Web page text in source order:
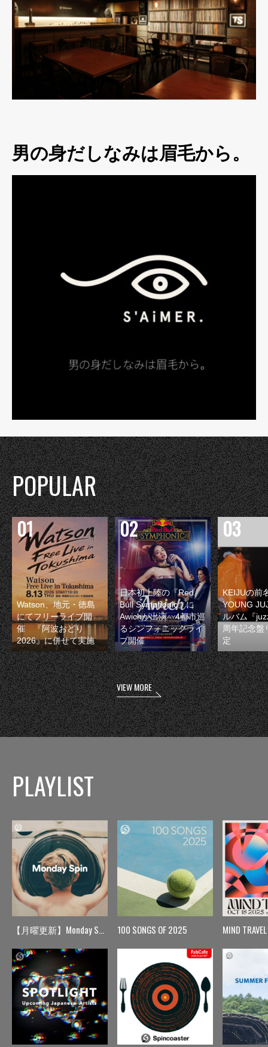
男の身だしなみは眉毛から。
POPULAR
Watson、地元・徳島
にてフリーライブ開
催 『阿波おどり
2026』に併せて実施
日本初上陸の『Red
Bull Symphonic』に
Awichが出演 4都市巡
るシンフォニックライ
ブ開催
KEIJUの前
YOUNG
ルバム『
周年記念盤
定
VIEW MORE
PLAYLIST
【月曜更新】Monday Spin 100 SONGS OF 2025 MIND TRAVEL